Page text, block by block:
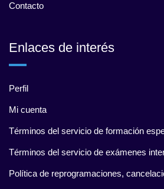
Contacto
Enlaces de interés
Perfil
Mi cuenta
Términos del servicio de formación
Términos del servicio de exámenes
Política de reprogramaciones,